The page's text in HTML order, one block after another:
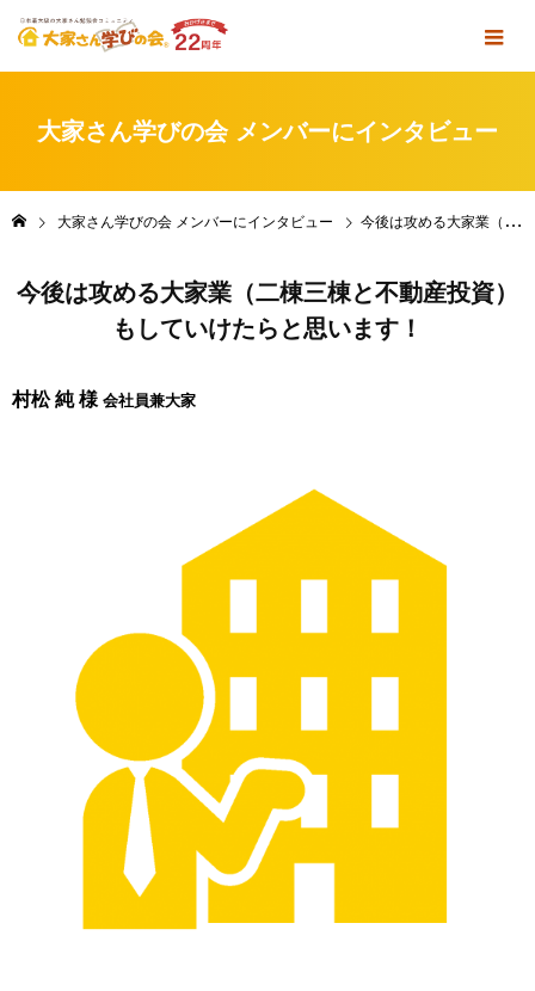
大家さん学びの会 メンバーにインタビュー
大家さん学びの会 メンバーにインタビュー 今後は攻める大家業（二棟三棟と不動産投資）もしていけたらと思います！
今後は攻める大家業（二棟三棟と不動産投資）
もしていけたらと思います！
村松 純 様 会社員兼大家